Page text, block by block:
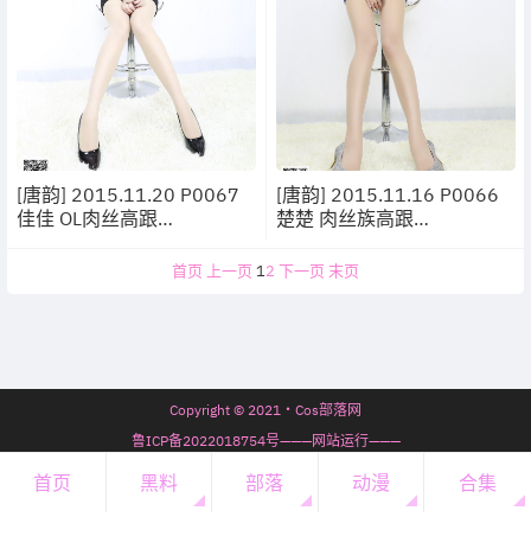
[唐韵] 2015.11.20 P0067
佳佳 OL肉丝高跟
[唐韵] 2015.11.16 P0066
楚楚 肉丝族高跟
首页 上一页 12 下一页 末页
Copyright © 2021・Cos部落网
鲁ICP备2022018754号———网站运行———
7年69天14时49分38秒
开通会员
会员必看 微信公众号
首页 黑料 部落 动漫 合集